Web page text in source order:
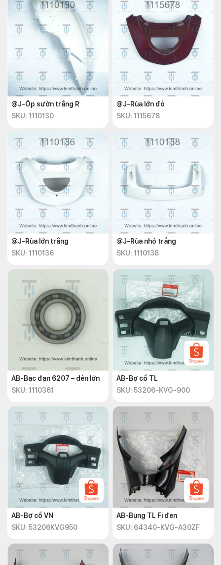
@J-Ốp sườn trắng R
SKU: 1110130
@J-Rùa lớn đỏ
SKU: 1115678
@J-Rùa lớn trắng
SKU: 1110136
@J-Rùa nhỏ trắng
SKU: 1110138
AB-Bạc đạn 6207 – dên lớn
SKU: 1110361
AB-Bợ cổ TL
SKU: 53206-KVG-900
AB-Bợ cổ VN
SKU: 53206KVG950
AB-Bụng TL Fi đen
SKU: 64340-KVG-A30ZF